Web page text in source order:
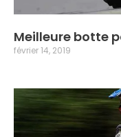
Meilleure botte
février 14, 2019